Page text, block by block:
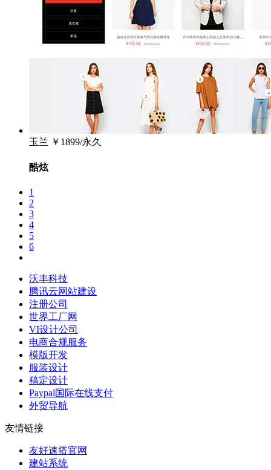
玉兰 ￥1899/永久
酷炫
1
2
3
4
5
6
沃丰科技
腾讯云网站建设
注册公司
世界工厂网
VI设计公司
电商合规服务
模版开发
服装设计
稿定设计
Paypal国际在线支付
外贸导航
友情链接
友好速搭官网
建站系统